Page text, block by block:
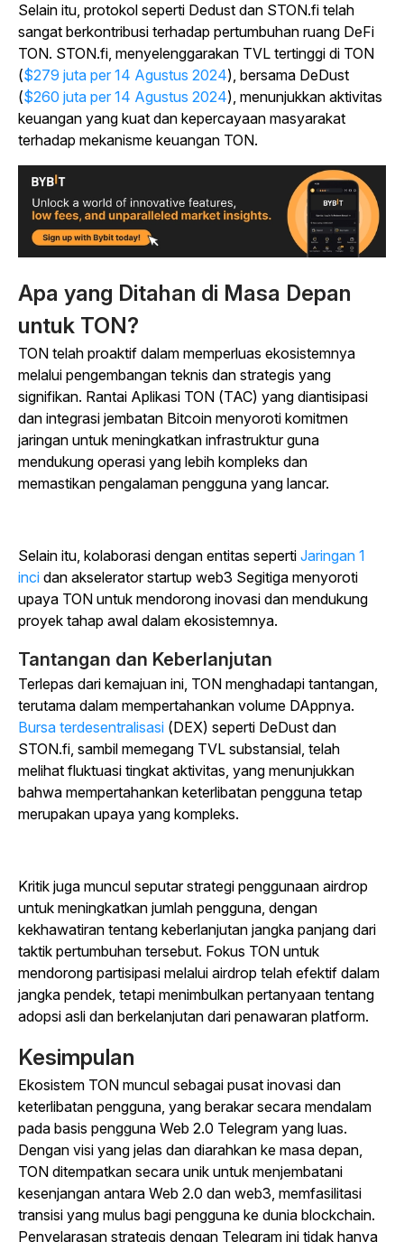
Selain itu, protokol seperti Dedust dan STON.fi telah
sangat berkontribusi terhadap pertumbuhan ruang DeFi
TON. STON.fi, menyelenggarakan TVL tertinggi di TON
($279 juta per 14 Agustus 2024), bersama DeDust
($260 juta per 14 Agustus 2024), menunjukkan aktivitas
keuangan yang kuat dan kepercayaan masyarakat
terhadap mekanisme keuangan TON.
Apa yang Ditahan di Masa Depan
untuk TON?
TON telah proaktif dalam memperluas ekosistemnya
melalui pengembangan teknis dan strategis yang
signifikan. Rantai Aplikasi TON (TAC) yang diantisipasi
dan integrasi jembatan Bitcoin menyoroti komitmen
jaringan untuk meningkatkan infrastruktur guna
mendukung operasi yang lebih kompleks dan
memastikan pengalaman pengguna yang lancar.
Selain itu, kolaborasi dengan entitas seperti Jaringan 1
inci dan akselerator startup web3 Segitiga menyoroti
upaya TON untuk mendorong inovasi dan mendukung
proyek tahap awal dalam ekosistemnya.
Tantangan dan Keberlanjutan
Terlepas dari kemajuan ini, TON menghadapi tantangan,
terutama dalam mempertahankan volume DAppnya.
Bursa terdesentralisasi (DEX) seperti DeDust dan
STON.fi, sambil memegang TVL substansial, telah
melihat fluktuasi tingkat aktivitas, yang menunjukkan
bahwa mempertahankan keterlibatan pengguna tetap
merupakan upaya yang kompleks.
Kritik juga muncul seputar strategi penggunaan airdrop
untuk meningkatkan jumlah pengguna, dengan
kekhawatiran tentang keberlanjutan jangka panjang dari
taktik pertumbuhan tersebut. Fokus TON untuk
mendorong partisipasi melalui airdrop telah efektif dalam
jangka pendek, tetapi menimbulkan pertanyaan tentang
adopsi asli dan berkelanjutan dari penawaran platform.
Kesimpulan
Ekosistem TON muncul sebagai pusat inovasi dan
keterlibatan pengguna, yang berakar secara mendalam
pada basis pengguna Web 2.0 Telegram yang luas.
Dengan visi yang jelas dan diarahkan ke masa depan,
TON ditempatkan secara unik untuk menjembatani
kesenjangan antara Web 2.0 dan web3, memfasilitasi
transisi yang mulus bagi pengguna ke dunia blockchain.
Penyelarasan strategis dengan Telegram ini tidak hanya